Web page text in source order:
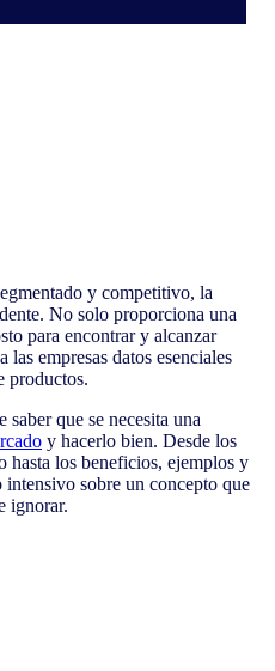
y competitivo, la
No solo proporciona una
para encontrar y alcanzar
empresas datos esenciales
productos.
que se necesita una
y hacerlo bien. Desde los
hasta los beneficios, ejemplos y
intensivo sobre un concepto que
ignorar.